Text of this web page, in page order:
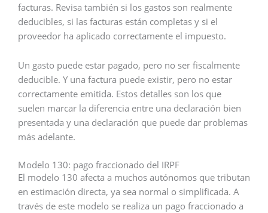
facturas. Revisa también si los gastos son realmente
deducibles, si las facturas están completas y si el
proveedor ha aplicado correctamente el impuesto.
Un gasto puede estar pagado, pero no ser fiscalmente
deducible. Y una factura puede existir, pero no estar
correctamente emitida. Estos detalles son los que
suelen marcar la diferencia entre una declaración bien
presentada y una declaración que puede dar problemas
más adelante.
Modelo 130: pago fraccionado del IRPF
El modelo 130 afecta a muchos autónomos que tributan
en estimación directa, ya sea normal o simplificada. A
través de este modelo se realiza un pago fraccionado a